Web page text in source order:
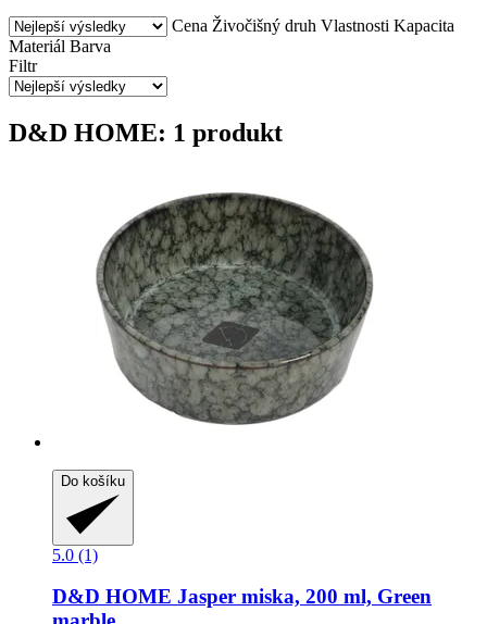
Cena Živočišný druh Vlastnosti Kapacita
Materiál Barva
Filtr
D&D HOME: 1 produkt
Do košíku
5.0 (1)
D&D HOME Jasper miska, 200 ml, Green